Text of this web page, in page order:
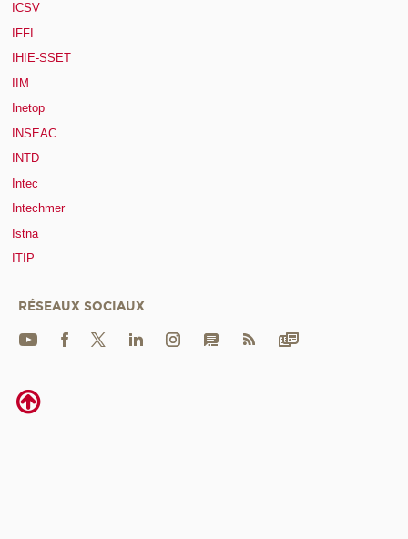
ICSV
IFFI
IHIE-SSET
IIM
Inetop
INSEAC
INTD
Intec
Intechmer
Istna
ITIP
RÉSEAUX SOCIAUX